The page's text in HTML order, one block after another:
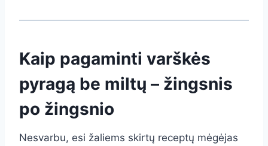
Kaip pagaminti varškės
pyragą be miltų – žingsnis
po žingsnio
Nesvarbu, esi žaliems skirtų receptų mėgėjas